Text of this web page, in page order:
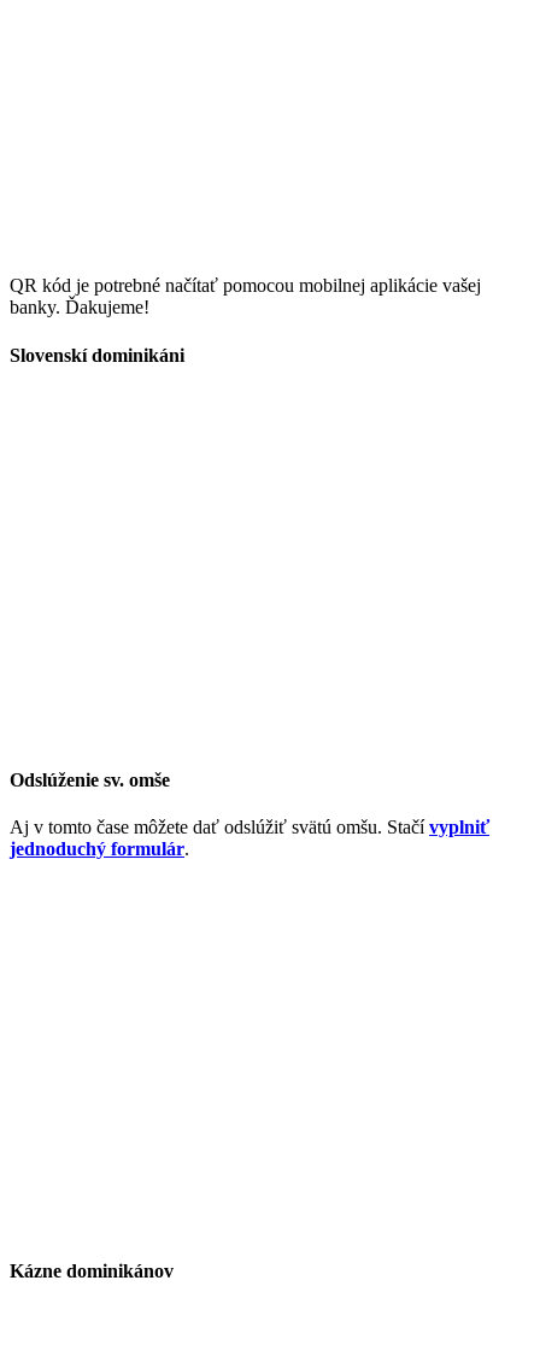
QR kód je potrebné načítať pomocou mobilnej aplikácie vašej
banky. Ďakujeme!
Slovenskí dominikáni
Odslúženie sv. omše
Aj v tomto čase môžete dať odslúžiť svätú omšu. Stačívyplniť
jednoduchý formulár.
Kázne dominikánov